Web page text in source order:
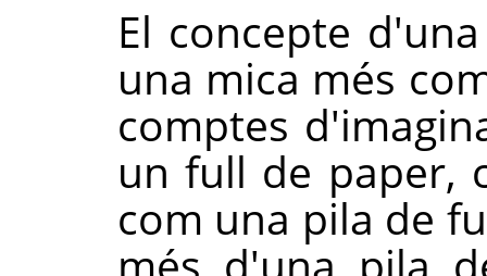
El concepte
una mica més
comptes
un full de paper,
com una pila de
més d'una pila